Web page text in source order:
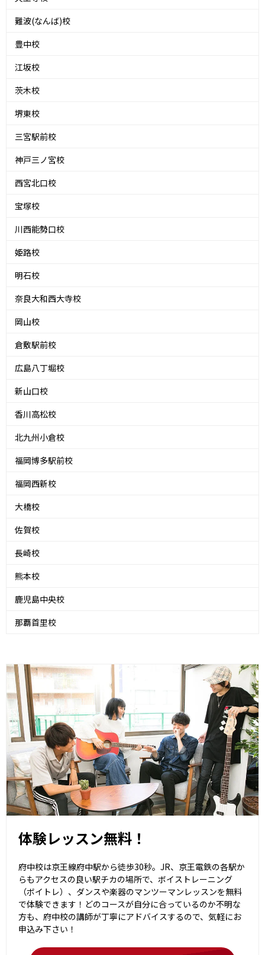
難波(なんば)校
豊中校
江坂校
茨木校
堺東校
三宮駅前校
神戸三ノ宮校
西宮北口校
宝塚校
川西能勢口校
姫路校
明石校
奈良大和西大寺校
岡山校
倉敷駅前校
広島八丁堀校
新山口校
香川高松校
北九州小倉校
福岡博多駅前校
福岡西新校
大橋校
佐賀校
長崎校
熊本校
鹿児島中央校
那覇首里校
体験レッスン無料！
府中校は京王線府中駅から徒歩30秒。JR、京王電鉄の各駅か
らもアクセスの良い駅チカの場所で、ボイストレーニング
（ボイトレ）、ダンスや楽器のマンツーマンレッスンを無料
で体験できます！どのコースが自分に合っているのか不明な
方も、府中校の講師が丁寧にアドバイスするので、気軽にお
申込み下さい！